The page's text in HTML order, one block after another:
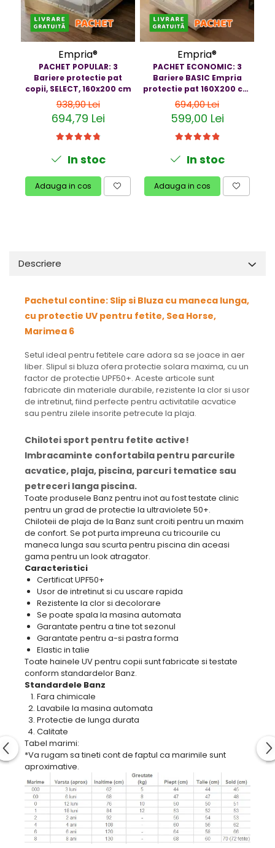
Empria®
PACHET POPULAR: 3
Bariere protectie pat
copii, SELECT, 160x200 cm
938,90 Lei
694,79 Lei
In stoc
Adauga in cos
Empria®
PACHET ECONOMIC: 3
Bariere BASIC Empria
protectie pat 160X200 cm
+ bara stabilizatoare
694,00 Lei
599,00 Lei
In stoc
Adauga in cos
Descriere
Pachetul contine: Slip si Bluza cu maneca lunga,
cu protectie UV pentru fetite, Sea Horse,
Marimea 6
Setul ideal pentru fetitele care adora sa se joace in aer
liber. Slipul si bluza ofera protectie solara maxima, cu un
factor de protectie UPF50+. Aceste articole sunt
fabricate din materiale durabile, rezistente la clor si usor
de intretinut, fiind perfecte pentru activitatile acvatice
sau pentru zilele insorite petrecute la plaja.
Chilotei sport pentru fetite active!
Imbracaminte confortabila pentru parcurile
acvatice, plaja, piscina, parcuri tematice sau
petreceri langa piscina.
Toate produsele Banz pentru inot au fost testate clinic
pentru un grad de protectie la ultraviolete 50+.
Chiloteii de plaja de la Banz sunt croiti pentru un maxim
de confort. Se pot purta impreuna cu tricourile cu
maneca lunga sau scurta pentru piscina din aceasi
gama pentru un look atragator.
Caracteristici
Certificat UPF50+
Usor de intretinut si cu uscare rapida
Rezistente la clor si decolorare
Se poate spala la masina automata
Garantate pentru a tine tot sezonul
Garantate pentru a-si pastra forma
Elastic in talie
Toate hainele UV pentru copii sunt fabricate si testate
conform standardelor Banz.
Standardele Banz
Fara chimicale
Lavabile la masina automata
Protectie de lunga durata​​​​​​
Calitate
Tabel marimi:
*Va rugam sa tineti cont de faptul ca marimile sunt
aproximative.